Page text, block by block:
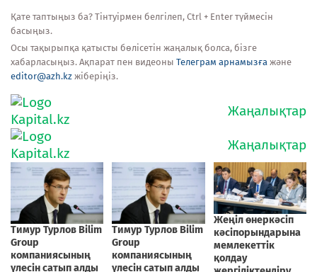
Қате таптыңыз ба? Тінтуірмен белгілеп, Ctrl + Enter түймесін
басыңыз.
Осы тақырыпқа қатысты бөлісетін жаңалық болса, бізге
хабарласыңыз. Ақпарат пен видеоны Телеграм арнамызға және
editor@azh.kz жіберіңіз.